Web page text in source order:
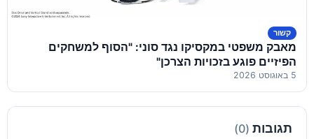
קשור
מאבק משפטי במקסיקו נגד סוני: "הסוף למשחקים
הפיזיים פוגע בזכויות הצרכן"
5 באוגוסט 2026
תגובות (0)